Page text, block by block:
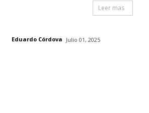
Leer mas
Eduardo Córdova Julio 01, 2025